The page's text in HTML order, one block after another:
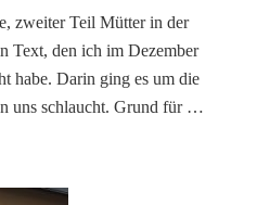
zweiter Teil Mütter in der
Text, den ich im Dezember
habe. Darin ging es um die
uns schlaucht. Grund für …